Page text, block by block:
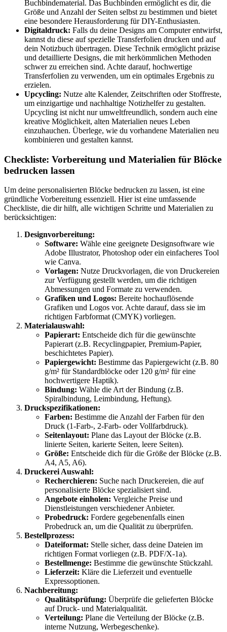
Buchbindematerial. Das Buchbinden ermöglicht es dir, die
Größe und Anzahl der Seiten selbst zu bestimmen und bietet
eine besondere Herausforderung für DIY-Enthusiasten.
Digitaldruck: Falls du deine Designs am Computer entwirfst,
kannst du diese auf spezielle Transferfolien drucken und auf
dein Notizbuch übertragen. Diese Technik ermöglicht präzise
und detaillierte Designs, die mit herkömmlichen Methoden
schwer zu erreichen sind. Achte darauf, hochwertige
Transferfolien zu verwenden, um ein optimales Ergebnis zu
erzielen.
Upcycling: Nutze alte Kalender, Zeitschriften oder Stoffreste,
um einzigartige und nachhaltige Notizhelfer zu gestalten.
Upcycling ist nicht nur umweltfreundlich, sondern auch eine
kreative Möglichkeit, alten Materialien neues Leben
einzuhauchen. Überlege, wie du vorhandene Materialien neu
kombinieren und gestalten kannst.
Checkliste: Vorbereitung und Materialien für Blöcke
bedrucken lassen
Um deine personalisierten Blöcke bedrucken zu lassen, ist eine
gründliche Vorbereitung essenziell. Hier ist eine umfassende
Checkliste, die dir hilft, alle wichtigen Schritte und Materialien zu
berücksichtigen:
Designvorbereitung:
Software: Wähle eine geeignete Designsoftware wie
Adobe Illustrator, Photoshop oder ein einfacheres Tool
wie Canva.
Vorlagen: Nutze Druckvorlagen, die von Druckereien
zur Verfügung gestellt werden, um die richtigen
Abmessungen und Formate zu verwenden.
Grafiken und Logos: Bereite hochauflösende
Grafiken und Logos vor. Achte darauf, dass sie im
richtigen Farbformat (CMYK) vorliegen.
Materialauswahl:
Papierart: Entscheide dich für die gewünschte
Papierart (z.B. Recyclingpapier, Premium-Papier,
beschichtetes Papier).
Papiergewicht: Bestimme das Papiergewicht (z.B. 80
g/m² für Standardblöcke oder 120 g/m² für eine
hochwertigere Haptik).
Bindung: Wähle die Art der Bindung (z.B.
Spiralbindung, Leimbindung, Heftung).
Druckspezifikationen:
Farben: Bestimme die Anzahl der Farben für den
Druck (1-Farb-, 2-Farb- oder Vollfarbdruck).
Seitenlayout: Plane das Layout der Blöcke (z.B.
linierte Seiten, karierte Seiten, leere Seiten).
Größe: Entscheide dich für die Größe der Blöcke (z.B.
A4, A5, A6).
Druckerei Auswahl:
Recherchieren: Suche nach Druckereien, die auf
personalisierte Blöcke spezialisiert sind.
Angebote einholen: Vergleiche Preise und
Dienstleistungen verschiedener Anbieter.
Probedruck: Fordere gegebenenfalls einen
Probedruck an, um die Qualität zu überprüfen.
Bestellprozess:
Dateiformat: Stelle sicher, dass deine Dateien im
richtigen Format vorliegen (z.B. PDF/X-1a).
Bestellmenge: Bestimme die gewünschte Stückzahl.
Lieferzeit: Kläre die Lieferzeit und eventuelle
Expressoptionen.
Nachbereitung:
Qualitätsprüfung: Überprüfe die gelieferten Blöcke
auf Druck- und Materialqualität.
Verteilung: Plane die Verteilung der Blöcke (z.B.
interne Nutzung, Werbegeschenke).